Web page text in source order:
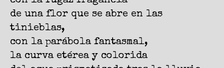
de una flor que se abre en las
tinieblas,
con la parábola fantasmal,
la curva etérea y colorida